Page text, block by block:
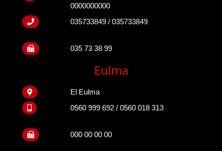
0000000000
035733849 / 035733849
035 73 38 99
Eulma
El Eulma
0560 999 692 / 0560 018 313
000 00 00 00